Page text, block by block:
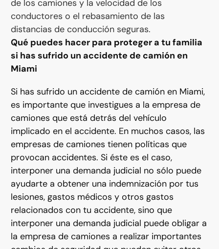
de los camiones y la velocidad de los
conductores o el rebasamiento de las
distancias de conducción seguras.
Qué puedes hacer para proteger a tu familia
si has sufrido un accidente de camión en
Miami
Si has sufrido un accidente de camión en Miami,
es importante que investigues a la empresa de
camiones que está detrás del vehículo
implicado en el accidente. En muchos casos, las
empresas de camiones tienen políticas que
provocan accidentes. Si éste es el caso,
interponer una demanda judicial no sólo puede
ayudarte a obtener una indemnización por tus
lesiones, gastos médicos y otros gastos
relacionados con tu accidente, sino que
interponer una demanda judicial puede obligar a
la empresa de camiones a realizar importantes